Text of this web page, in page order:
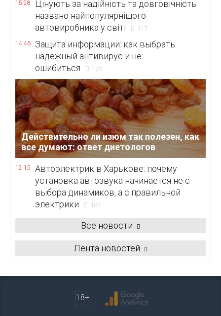
15:28
Цінують за надійність та довговічність:
названо найпопулярнішого
автовиробника у світі
117
14:46
Защита информации: как выбрать
надежный антивирус и не
ошибиться
123
Действительно ли изюм так полезен, как
все думают: ответ диетологов
12:15
Автоэлектрик в Харькове: почему
установка автозвука начинается не с
выбора динамиков, а с правильной
электрики
187
Все новости
Лента новостей
18+